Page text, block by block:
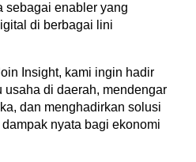
sebagai enabler yang
di berbagai lini
Insight, kami ingin hadir
usaha di daerah, mendengar
dan menghadirkan solusi
nyata bagi ekonomi